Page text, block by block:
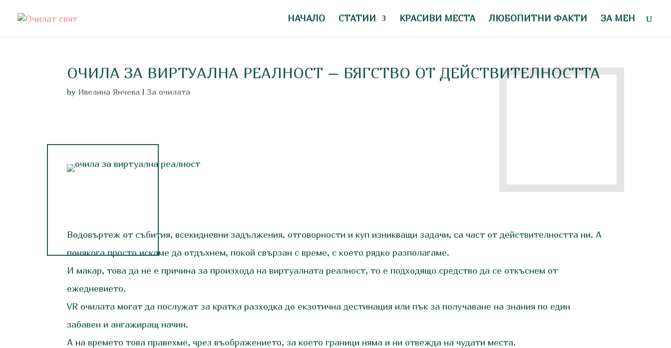
НАЧАЛО СТАТИИ КРАСИВИ МЕСТА ЛЮБОПИТНИ ФАКТИ ЗА МЕН
ОЧИЛА ЗА ВИРТУАЛНА РЕАЛНОСТ – БЯГСТВО ОТ ДЕЙСТВИТЕЛНОСТТА
by Ивелина Янчева | За очилата
Водовъртеж от събития, всекидневни задължения, отговорности и куп изникващи задачи, са част от действителността ни. А
понякога просто искаме да отдъхнем, покой свързан с време, с което рядко разполагаме.
И макар, това да не е причина за произхода на виртуалната реалност, то е подходящо средство да се откъснем от
ежедневието.
VR очилата могат да послужат за кратка разходка до екзотична дестинация или пък за получаване на знания по един
забавен и ангажиращ начин.
А на времето това правехме, чрез въображението, за което граници няма и ни отвежда на чудати места.